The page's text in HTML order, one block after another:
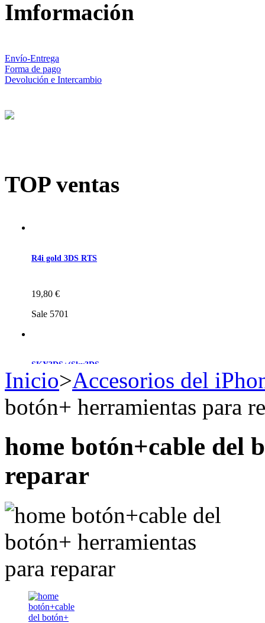
Imformación
Envío-Entrega
Forma de pago
Devolución e Intercambio
TOP ventas
R4i gold 3DS RTS
19,80 €
Sale 5701
SKY3DS+(Sky3DS...
45,90 €
Nintendo Switch...
Nuevo...
34,00 €
Inicio>Accesorios del
botón+ herramientas para
home botón+cable del
reparar